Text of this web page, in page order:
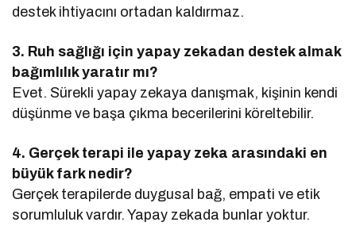
destek ihtiyacını ortadan kaldırmaz.
3. Ruh sağlığı için yapay zekadan destek almak
bağımlılık yaratır mı?
Evet. Sürekli yapay zekaya danışmak, kişinin kendi
düşünme ve başa çıkma becerilerini köreltebilir.
4. Gerçek terapi ile yapay zeka arasındaki en
büyük fark nedir?
Gerçek terapilerde duygusal bağ, empati ve etik
sorumluluk vardır. Yapay zekada bunlar yoktur.